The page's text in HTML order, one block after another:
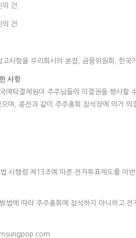
의 건
의 건
사항을 우리회사의 본점, 금융위원회, 한국
사항
예탁결제원이 주주님들의 의결권을 행사할
며, 종전과 같이 주주총회 참석장에 의거
시행령 제13조에 따른 전자투표제도를 이
법에 따라 주주총회에 참석하지 아니하고